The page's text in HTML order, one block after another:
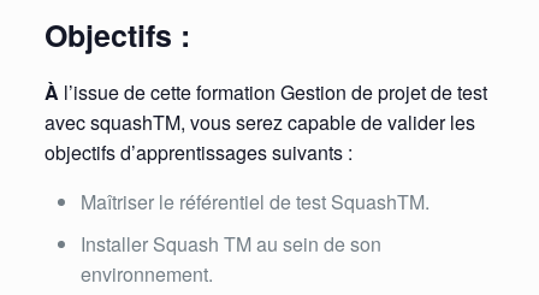
Objectifs :
À l’issue de cette formation Gestion de projet de test
avec squashTM, vous serez capable de valider les
objectifs d’apprentissages suivants :
Maîtriser le référentiel de test SquashTM.
Installer Squash TM au sein de son
environnement.